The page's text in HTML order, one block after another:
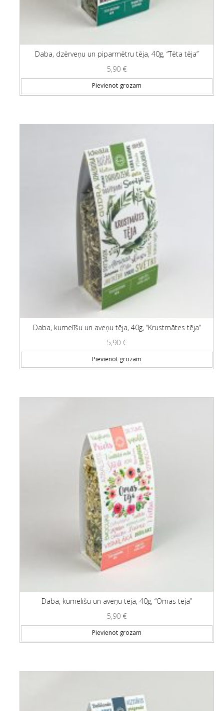
Daba, dzērveņu un piparmētru tēja, 40g, “Tēta tēja”
5,90 €
Pievienot grozam
Daba, kumelīšu un aveņu tēja, 40g, “Krustmātes tēja”
5,90 €
Pievienot grozam
Daba, kumelīšu un aveņu tēja, 40g, “Omas tēja”
5,90 €
Pievienot grozam